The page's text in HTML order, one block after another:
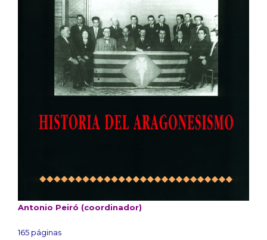
Antonio Peiró (coordinador)
165 páginas